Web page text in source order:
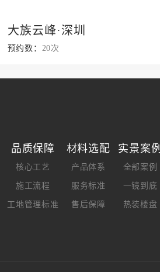
大族云峰·深圳
预约数： 20次
品质保障
核心工艺
施工流程
工地管理标准
材料选配
产品体系
服务标准
售后保障
实景案例
全部案例
一镜到底
热装楼盘